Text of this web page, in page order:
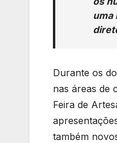
uma
Durante os
nas áreas de
Feira de
também